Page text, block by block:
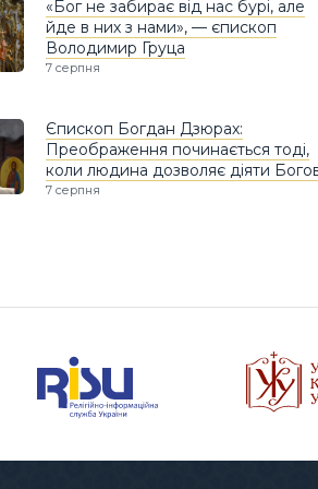
«Бог не забирає від нас бурі, але
йде в них з нами», — єпископ
Володимир Груца
7 серпня
Єпископ Богдан Дзюрах:
Преображення починається тоді,
коли людина дозволяє діяти
7 серпня